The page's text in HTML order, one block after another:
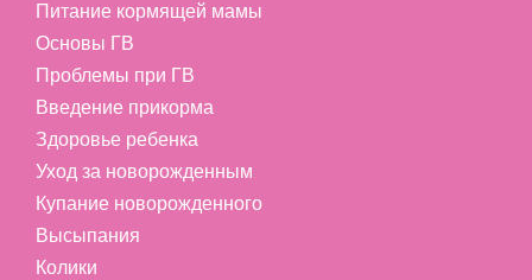
Питание кормящей мамы
Основы ГВ
Проблемы при ГВ
Введение прикорма
Здоровье ребенка
Уход за новорожденным
Купание новорожденного
Высыпания
Колики